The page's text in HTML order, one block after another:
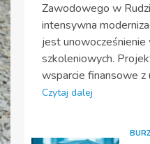
Zawodowego w
intensywna
jest
szkoleniowych.
wsparcie finansowe z
Czytaj dalej